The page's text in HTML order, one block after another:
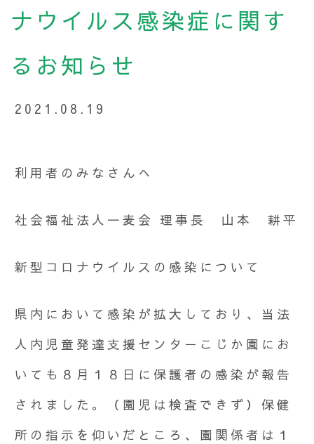
ナウイルス感染症に関す
るお知らせ
2021.08.19
利用者のみなさんへ
社会福祉法人一麦会 理事長 山本 耕平
新型コロナウイルスの感染について
県内において感染が拡大しており、当法
人内児童発達支援センターこじか園にお
いても８月１８日に保護者の感染が報告
されました。（園児は検査できず）保健
所の指示を仰いだところ、園関係者は１